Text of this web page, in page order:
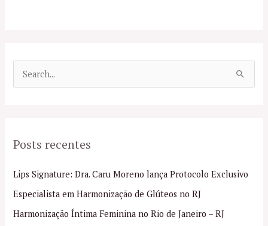
u
s
a
r
Posts recentes
Lips Signature: Dra. Caru Moreno lança Protocolo Exclusivo
Especialista em Harmonização de Glúteos no RJ
Harmonização Íntima Feminina no Rio de Janeiro – RJ